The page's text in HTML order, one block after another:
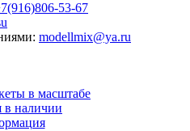
53-67
modellmix@ya.ru
в масштабе
в наличии